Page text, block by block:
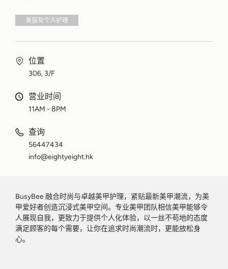
美容及个人护理
位置
306, 3/F
营业时间
11AM - 8PM
查询
56447434
info@eightyeight.hk
BusyBee 融合时尚与卓越美甲护理，紧贴最新美甲潮流，为美
甲爱好者创造沉浸式美甲空间。专业美甲团队相信美甲能够令
人展现自我，更致力于提供个人化体验，以一丝不苟地的态度
满足顾客的每个需要，让你在追求时尚潮流时，更能放松身
心。